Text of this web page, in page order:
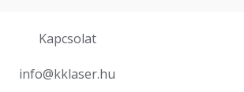
Kapcsolat
info@kklaser.hu